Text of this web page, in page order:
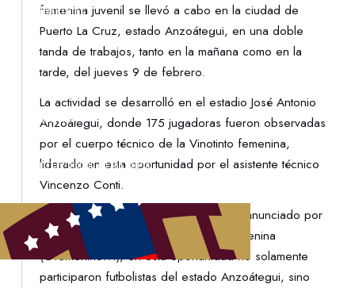
NORMATIVAS
CONTACTO
DENUNCIAS
PROTECCIÓN DE LA INFANCIA
femenina juvenil se llevó a cabo en la ciudad de
Puerto La Cruz, estado Anzoátegui, en una doble
tanda de trabajos, tanto en la mañana como en la
tarde, del jueves 9 de febrero.
La actividad se desarrolló en el estadio José Antonio
Anzoátegui, donde 175 jugadoras fueron observadas
por el cuerpo técnico de la Vinotinto femenina,
liderado en esta oportunidad por el asistente técnico
Vincenzo Conti.
Es importante recordar que, como fue anunciado por
los medios oficiales de la Vinotinto femenina
(@femeninofvf), en esta oportunidad no solamente
participaron futbolistas del estado Anzoátegui, sino